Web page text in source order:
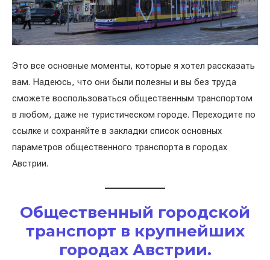
Это все основные моменты, которые я хотел рассказать
вам. Надеюсь, что они были полезны и вы без труда
сможете воспользоваться общественным транспортом
в любом, даже не туристическом городе. Переходите по
ссылке и сохраняйте в закладки список основных
параметров общественного транспорта в городах
Австрии.
Общественный городской
транспорт в крупнейших
городах Австрии.